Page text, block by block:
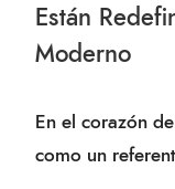
Están
Moderno
En el corazón
como un